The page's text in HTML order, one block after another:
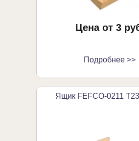
Цена от 3
Подробнее >>
Ящик FEFCO-0211